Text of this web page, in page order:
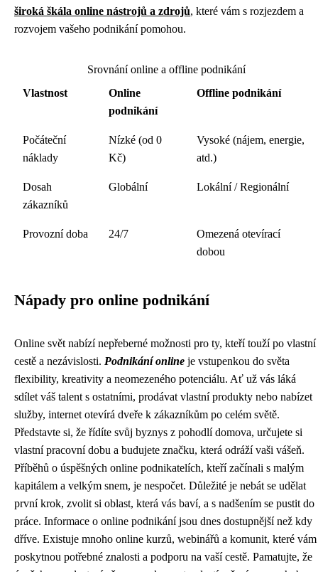
široká škála online nástrojů a zdrojů, které vám s rozjezdem a
rozvojem vašeho podnikání pomohou.
Srovnání online a offline podnikání
Vlastnost
Online
podnikání
Offline podnikání
Počáteční
náklady
Nízké (od 0
Kč)
Vysoké (nájem, energie,
atd.)
Dosah
zákazníků
Globální Lokální / Regionální
Provozní doba 24/7
Omezená otevírací
dobou
Nápady pro online podnikání
Online svět nabízí nepřeberné možnosti pro ty, kteří touží po vlastní
cestě a nezávislosti. Podnikání online je vstupenkou do světa
flexibility, kreativity a neomezeného potenciálu. Ať už vás láká
sdílet váš talent s ostatními, prodávat vlastní produkty nebo nabízet
služby, internet otevírá dveře k zákazníkům po celém světě.
Představte si, že řídíte svůj byznys z pohodlí domova, určujete si
vlastní pracovní dobu a budujete značku, která odráží vaši vášeň.
Příběhů o úspěšných online podnikatelích, kteří začínali s malým
kapitálem a velkým snem, je nespočet. Důležité je nebát se udělat
první krok, zvolit si oblast, která vás baví, a s nadšením se pustit do
práce. Informace o online podnikání jsou dnes dostupnější než kdy
dříve. Existuje mnoho online kurzů, webinářů a komunit, které vám
poskytnou potřebné znalosti a podporu na vaší cestě. Pamatujte, že